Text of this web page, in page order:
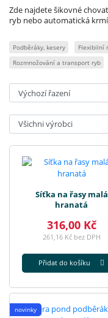
Zde najdete šikovné
ryb nebo automatická
Podběráky, kesery
Flexibilní
Rozmnožování a transport ryb
Seřadit:
Výrobci:
Síťka na řasy malá
hranatá
316,00 Kč
261,16 Kč bez DPH
Přidat do košíku
novinky